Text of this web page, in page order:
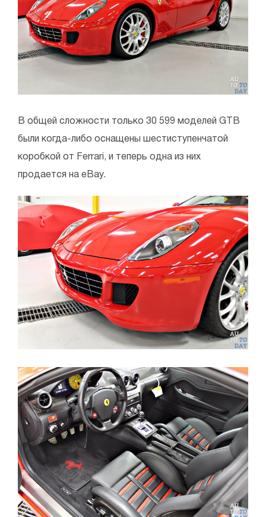
В общей сложности только 30 599 моделей GTB
были когда-либо оснащены шестиступенчатой
коробкой от Ferrari, и теперь одна из них
продается на eBay.